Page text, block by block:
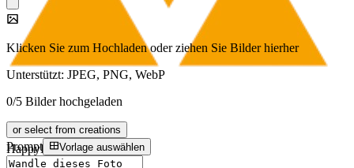
HappyHourse
Sign In
Klicken Sie zum Hochladen oder ziehen Sie Bilder hierher
Unterstützt: JPEG, PNG, WebP
0/5 Bilder hochgeladen
or select from creations
Prompt Vorlage auswählen